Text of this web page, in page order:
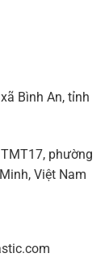
Bình An, tỉnh
phường
Việt Nam